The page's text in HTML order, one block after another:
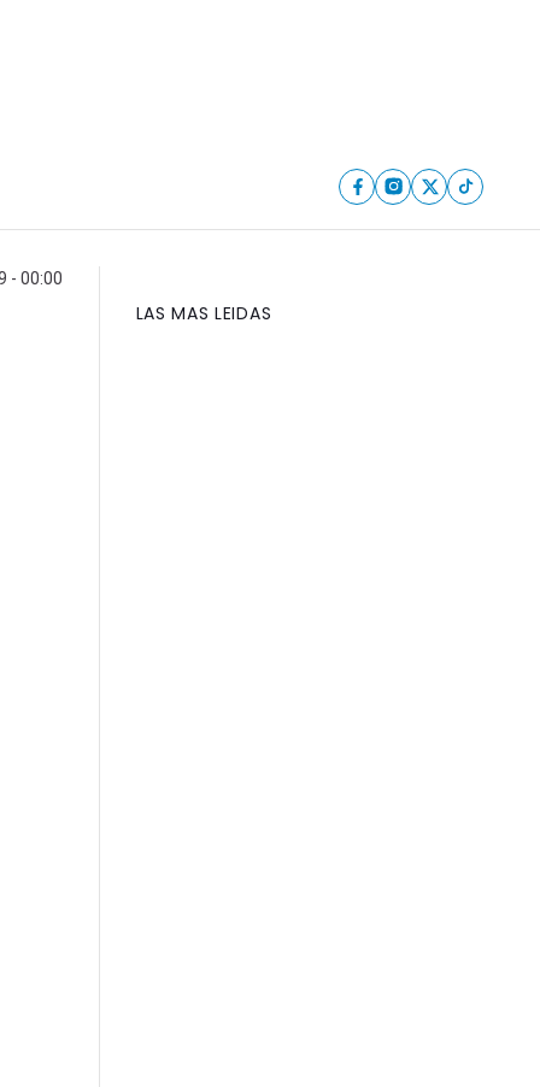
- 00:00
LAS MAS LEIDAS